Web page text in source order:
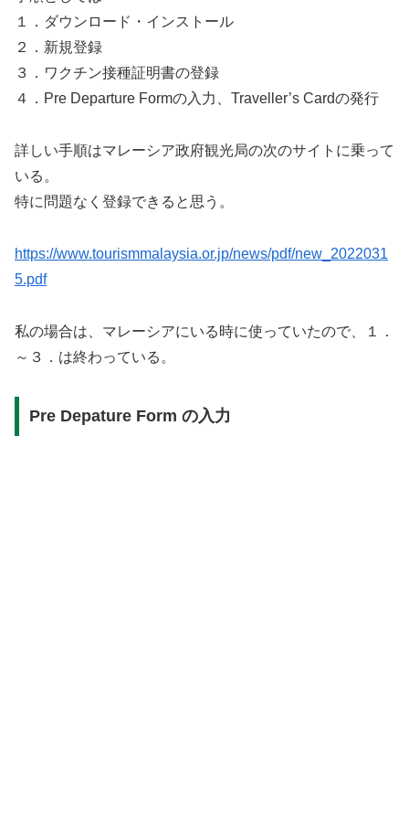
１．ダウンロード・インストール
２．新規登録
３．ワクチン接種証明書の登録
４．Pre Departure Formの入力、Traveller’s Cardの発行
詳しい手順はマレーシア政府観光局の次のサイトに乗って
いる。
特に問題なく登録できると思う。
https://www.tourismmalaysia.or.jp/news/pdf/new_2022031
5.pdf
私の場合は、マレーシアにいる時に使っていたので、１．
～３．は終わっている。
Pre Depature Form の入力